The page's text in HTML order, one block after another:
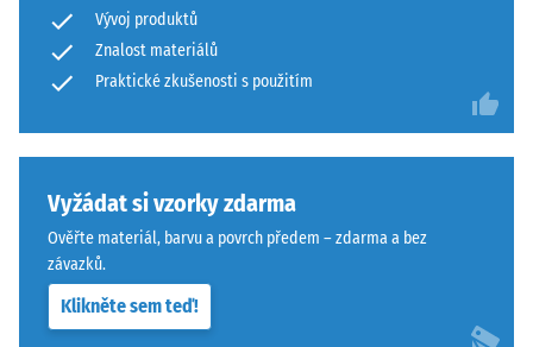
Vývoj produktů
Znalost materiálů
Praktické zkušenosti s použitím
Vyžádat si vzorky zdarma
Ověřte materiál, barvu a povrch předem – zdarma a bez
závazků.
Klikněte sem teď!